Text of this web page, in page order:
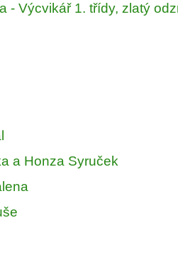
- Výcvikář 1. třídy, zlatý
a Honza Syruček